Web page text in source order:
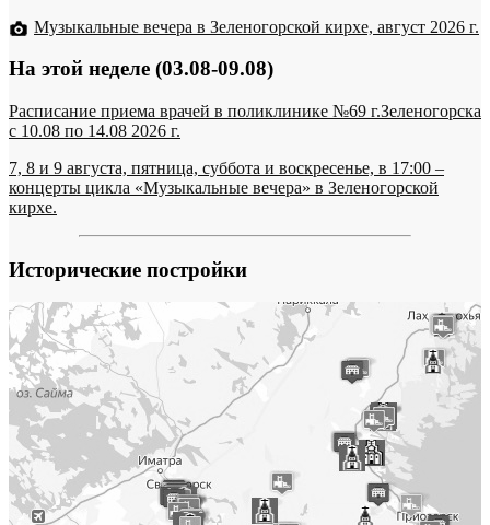
Музыкальные вечера в Зеленогорской кирхе, август 2026 г.
На этой неделе (03.08-09.08)
Расписание приема врачей в поликлинике №69 г.Зеленогорска
c 10.08 по 14.08 2026 г.
7, 8 и 9 августа, пятница, суббота и воскресенье, в 17:00 –
концерты цикла «Музыкальные вечера» в Зеленогорской
кирхе.
Исторические постройки